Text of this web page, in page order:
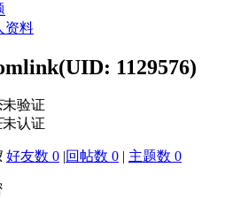
资料
(UID: 1129576)
未验证
未认证
好友数 0 |回帖数 0 | 主题数 0